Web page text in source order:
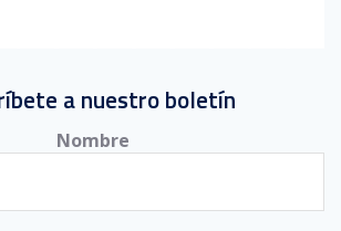
a nuestro boletín
Nombre